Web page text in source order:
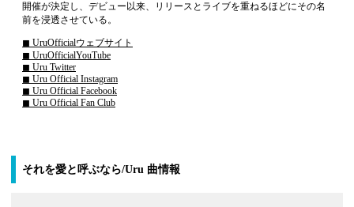
開催が決定し、デビュー以来、リリースとライブを重ねるほどにその名
前を浸透させている。
◼︎ UruOfficialウェブサイト
◼︎ UruOfficialYouTube
◼︎ Uru Twitter
◼︎ Uru Official Instagram
◼︎ Uru Official Facebook
◼︎ Uru Official Fan Club
それを愛と呼ぶなら/Uru 曲情報